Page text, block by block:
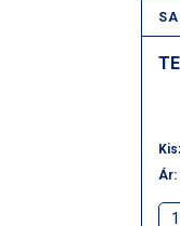
Ár: